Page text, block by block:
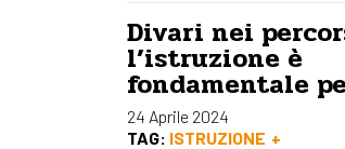
Divari nei
l’istruzione è
fondamentale
24 Aprile 2024
TAG: ISTRUZIONE